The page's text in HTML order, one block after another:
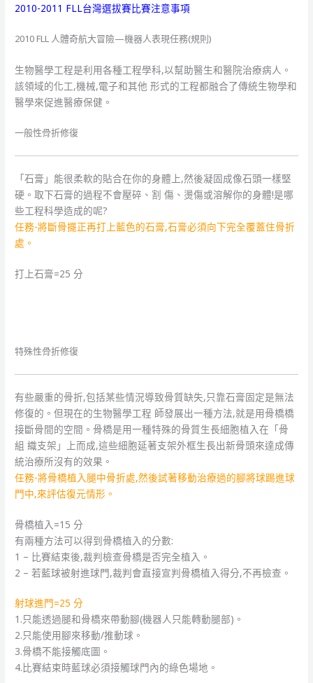
2010-2011 FLL台灣選拔賽比賽注意事項
2010 FLL 人體奇航大冒險—機器人表現任務(規則)
生物醫學工程是利用各種工程學科,以幫助醫生和醫院治療病人。
該領域的化工,機械,電子和其他 形式的工程都融合了傳統生物學和
醫學來促進醫療保健。
一般性骨折修復
「石膏」能很柔軟的貼合在你的身體上,然後凝固成像石頭一樣堅
硬。取下石膏的過程不會壓碎、割 傷、燙傷或溶解你的身體!是哪
些工程科學造成的呢?
任務-將斷骨擺正再打上藍色的石膏,石膏必須向下完全覆蓋住骨折
處。
打上石膏=25 分
特殊性骨折修復
有些嚴重的骨折,包括某些情況導致骨質缺失,只靠石膏固定是無法
修復的。但現在的生物醫學工程 師發展出一種方法,就是用骨橋橋
接斷骨間的空間。骨橋是用一種特殊的骨質生長細胞植入在「骨
組 織支架」上而成,這些細胞延著支架外框生長出新骨頭來達成傳
統治療所沒有的效果。
任務-將骨橋植入腿中骨折處,然後試著移動治療過的腳將球踢進球
門中,來評估復元情形。
骨橋植入=15 分
有兩種方法可以得到骨橋植入的分數:
1 – 比賽結束後,裁判檢查骨橋是否完全植入。
2 – 若藍球被射進球門,裁判會直接宣判骨橋植入得分,不再檢查。
射球進門=25 分
1.只能透過腿和骨橋來帶動腳(機器人只能轉動腿部)。
2.只能使用腳來移動/推動球。
3.骨橋不能接觸底圖。
4.比賽結束時藍球必須接觸球門內的綠色場地。